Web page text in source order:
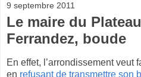
9 septembre 2011
Le maire du
Ferrandez, boude
En effet, l’arrondissement veut
en refusant de transmettre son